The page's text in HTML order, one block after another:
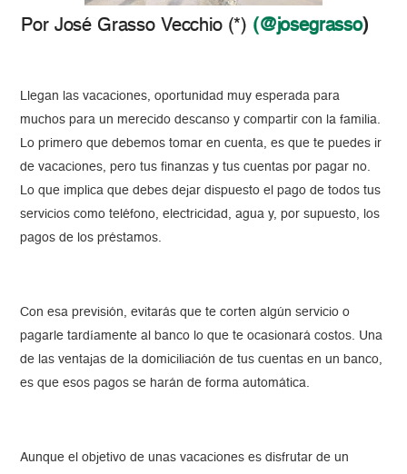
Por José Grasso Vecchio (*) (@josegrasso)
Llegan las vacaciones, oportunidad muy esperada para
muchos para un merecido descanso y compartir con la familia.
Lo primero que debemos tomar en cuenta, es que te puedes ir
de vacaciones, pero tus finanzas y tus cuentas por pagar no.
Lo que implica que debes dejar dispuesto el pago de todos tus
servicios como teléfono, electricidad, agua y, por supuesto, los
pagos de los préstamos.
Con esa previsión, evitarás que te corten algún servicio o
pagarle tardíamente al banco lo que te ocasionará costos. Una
de las ventajas de la domiciliación de tus cuentas en un banco,
es que esos pagos se harán de forma automática.
Aunque el objetivo de unas vacaciones es disfrutar de un